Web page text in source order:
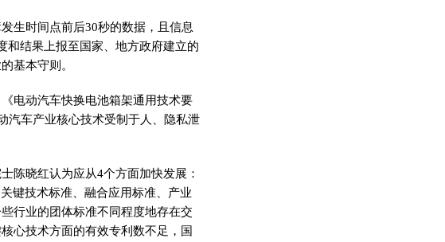
生时间点前后30秒的数据，且信息
和结果上报至国家、地方政府建立的
基本守则。
电动汽车快换电池箱架通用技术要
汽车产业核心技术受制于人、隐私泄
陈晓红认为应从4个方面加快发展：
键技术标准、融合应用标准、产业
行业的团体标准不同程度地存在交
心技术方面的有效专利数不足，国